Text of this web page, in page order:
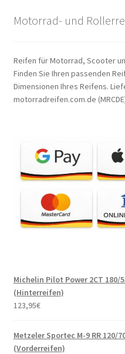
Motorrad- und
Reifen für Motorrad, Scooter
Finden Sie Ihren passenden
Dimensionen Ihres Reifens.
motorradreifen.com.de
Michelin Pilot Power 2CT 180/
(Hinterreifen)
123,95€
Metzeler Sportec M-9 RR 120/
(Vorderreifen)